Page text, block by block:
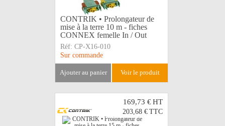
CONTRIK • Prolongateur de
mise à la terre 10 m - fiches
CONNEX femelle In / Out
Réf: CP-X16-010
Sur commande
ajouter au panier voir le produit
169,73 €HT
203,68 € TTC